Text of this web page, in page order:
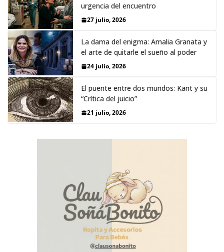
urgencia del encuentro
27 julio, 2026
La dama del enigma: Amalia Granata y
el arte de quitarle el sueño al poder
24 julio, 2026
El puente entre dos mundos: Kant y su
“Crítica del juicio”
21 julio, 2026